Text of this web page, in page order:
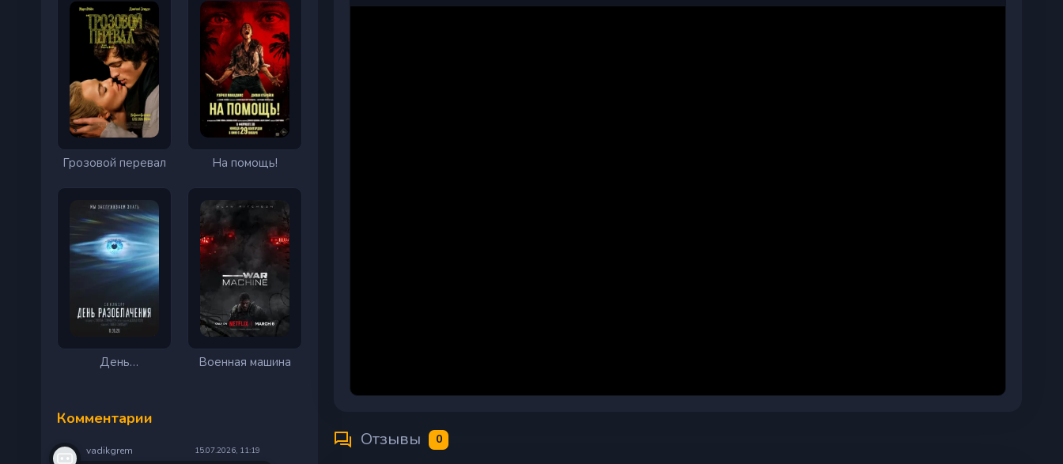
Грозовой перевал На помощь!
День
Военная машина
Комментарии
vadikgrem 15.07.2026, 11:19
Отзывы 0